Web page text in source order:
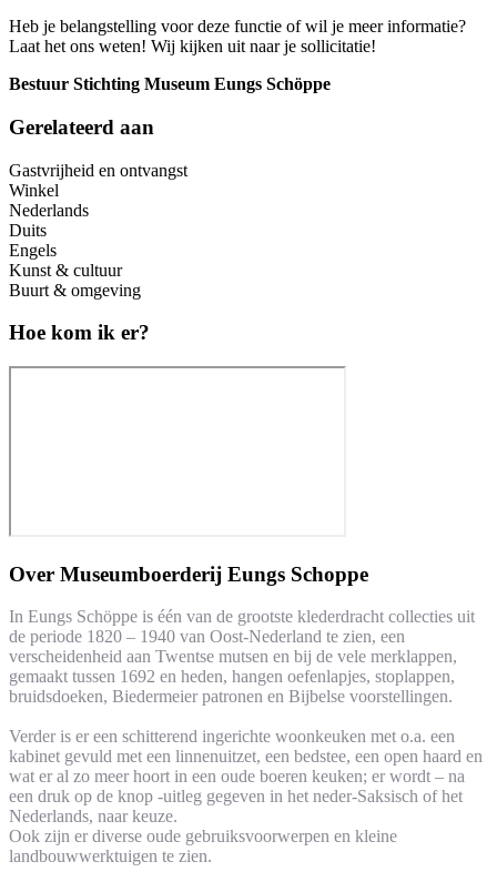
Heb je belangstelling voor deze functie of wil je meer informatie?
Laat het ons weten! Wij kijken uit naar je sollicitatie!
Bestuur Stichting Museum Eungs Schöppe
Gerelateerd aan
Gastvrijheid en ontvangst
Winkel
Nederlands
Duits
Engels
Kunst & cultuur
Buurt & omgeving
Hoe kom ik er?
Over Museumboerderij Eungs Schoppe
In Eungs Schöppe is één van de grootste klederdracht collecties uit
de periode 1820 – 1940 van Oost-Nederland te zien, een
verscheidenheid aan Twentse mutsen en bij de vele merklappen,
gemaakt tussen 1692 en heden, hangen oefenlapjes, stoplappen,
bruidsdoeken, Biedermeier patronen en Bijbelse voorstellingen.
Verder is er een schitterend ingerichte woonkeuken met o.a. een
kabinet gevuld met een linnenuitzet, een bedstee, een open haard en
wat er al zo meer hoort in een oude boeren keuken; er wordt – na
een druk op de knop -uitleg gegeven in het neder-Saksisch of het
Nederlands, naar keuze.
Ook zijn er diverse oude gebruiksvoorwerpen en kleine
landbouwwerktuigen te zien.